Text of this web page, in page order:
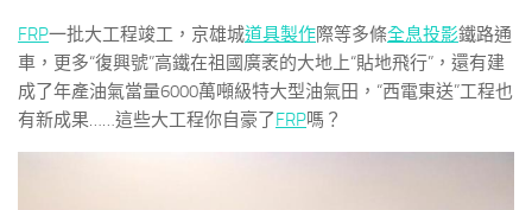
FRP一批大工程竣工，京雄城道具製作際等多條全息投影鐵路通
車，更多“復興號”高鐵在祖國廣袤的大地上“貼地飛行”，還有建
成了年產油氣當量6000萬噸級特大型油氣田，“西電東送”工程也
有新成果……這些大工程你自豪了FRP嗎？